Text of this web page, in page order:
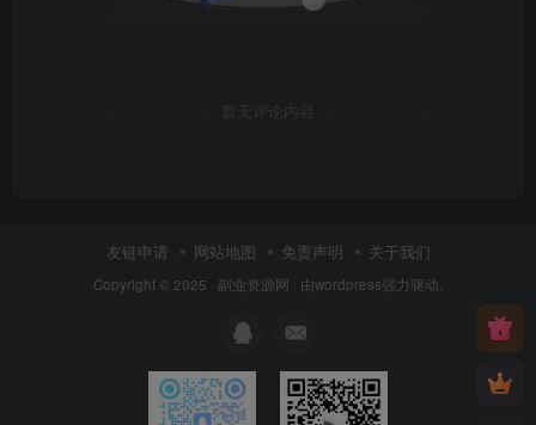
暂无评论内容
友链申请 网站地图 免责声明 关于我们
Copyright © 2025 · 副业资源网 · 由wordpress强力驱动.